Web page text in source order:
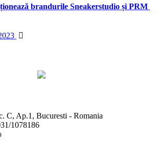
brandurile Sneakerstudio și PRM
C, Ap.1, Bucuresti - Romania
1078186